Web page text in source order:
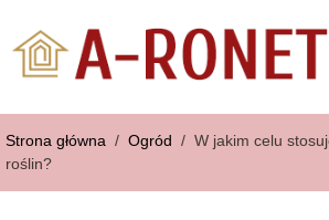
Strona główna / Ogród / W jakim celu
roślin?